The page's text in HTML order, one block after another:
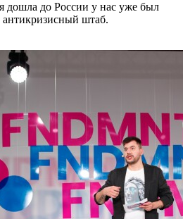
дошла до России у нас уже был
штаб.